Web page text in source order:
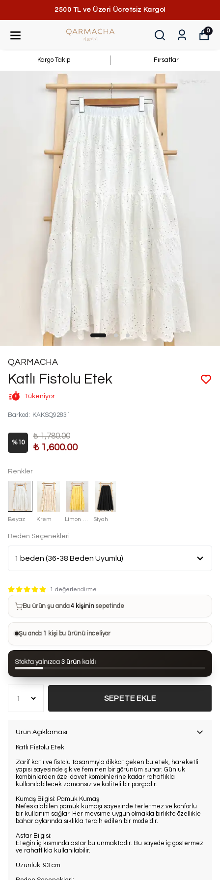
2500 TL ve Üzeri Ücretsiz Kargo!
0
Kargo Takip Fırsatlar
QARMACHA
Katlı Fistolu Etek
Tükeniyor
Barkod : KAKSQ92831
%10
₺ 1,780.00
₺ 1,600.00
Renkler
Beyaz Krem Siyah
Beden Seçenekleri
1 değerlendirme
Bu ürün şu anda4 kişininsepetinde
Bu ürünü 15 kişi favorilerine ekledi
Bu ürün son 24 saatte104 kezgörüntülendi
Şu anda 1 kişi bu ürünü inceliyor
Stokta yalnızca 3 ürün kaldı
SEPETE EKLE
Ürün Açıklaması
Katlı Fistolu Etek
Zarif katlı ve fistolu tasarımıyla dikkat çeken bu etek, hareketli
yapısı sayesinde şık ve feminen bir görünüm sunar. Günlük
kombinlerden özel davet kombinlerine kadar rahatlıkla
kullanılabilecek zamansız ve kaliteli bir parçadır.
Kumaş Bilgisi: Pamuk Kumaş
Nefes alabilen pamuk kumaşı sayesinde terletmez ve konforlu
bir kullanım sağlar. Her mevsime uygun olmakla birlikte özellikle
bahar aylarında sıklıkla tercih edilen bir modeldir.
Astar Bilgisi:
Eteğin iç kısmında astar bulunmaktadır. Bu sayede iç göstermez
ve rahatlıkla kullanılabilir.
Uzunluk: 93 cm